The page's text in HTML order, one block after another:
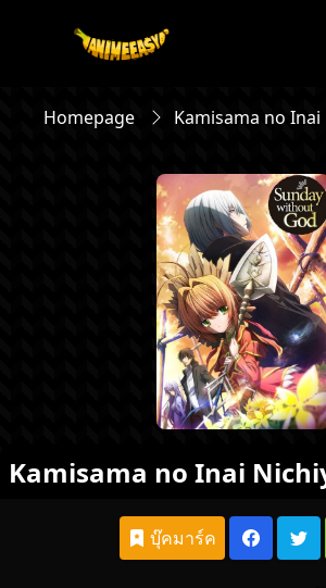
Homepage Kamisama no
Kamisama no Inai
บุ๊คมาร์ค